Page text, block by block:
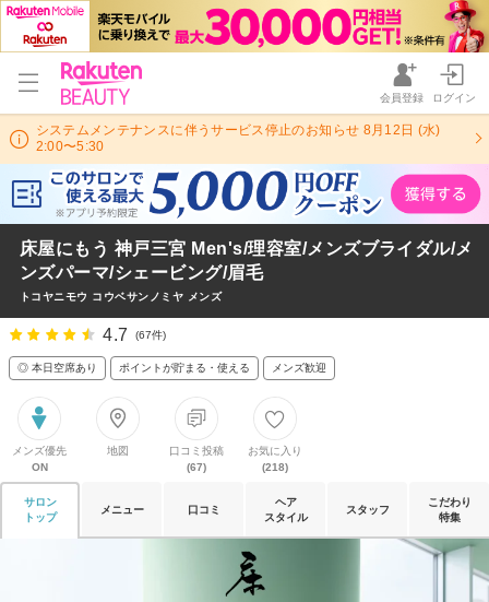
会員登録 ログイン
システムメンテナンスに伴うサービス停止のお知らせ 8月12日 (水)
2:00〜5:30
床屋にもう 神戸三宮 Men's/理容室/メンズブライダル/メ
ンズパーマ/シェービング/眉毛
トコヤニモウ コウベサンノミヤ メンズ
4.7 (67件)
◎ 本日空席あり ポイントが貯まる・使える メンズ歓迎
メンズ優先
ON
地図
口コミ投稿
(67)
お気に入り
(218)
サロン
トップ
メニュー 口コミ
ヘア
スタイル
スタッフ
こだわり
特集